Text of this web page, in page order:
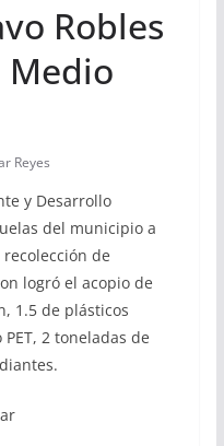
Robles
Medio
Reyes
y Desarrollo
del municipio a
de
logró el acopio de
1.5 de plásticos
2 toneladas de